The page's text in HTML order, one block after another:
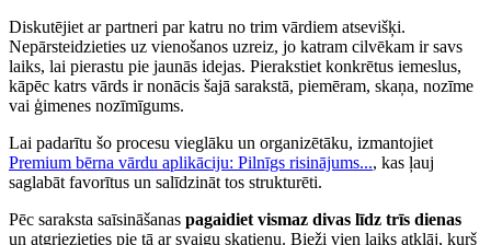
Diskutējiet ar partneri par katru no trim vārdiem atsevišķi.
Nepārsteidzieties uz vienošanos uzreiz, jo katram cilvēkam ir savs
laiks, lai pierastu pie jaunās idejas. Pierakstiet konkrētus iemeslus,
kāpēc katrs vārds ir nonācis šajā sarakstā, piemēram, skaņa, nozīme
vai ģimenes nozīmīgums.
Lai padarītu šo procesu vieglāku un organizētāku, izmantojiet
Premium bērna vārdu aplikāciju: Pilnīgs risinājums..., kas ļauj
saglabāt favorītus un salīdzināt tos strukturēti.
Pēc saraksta saīsināšanas pagaidiet vismaz divas līdz trīs dienas
un atgriezieties pie tā ar svaigu skatienu. Bieži vien laiks atklāj, kurš